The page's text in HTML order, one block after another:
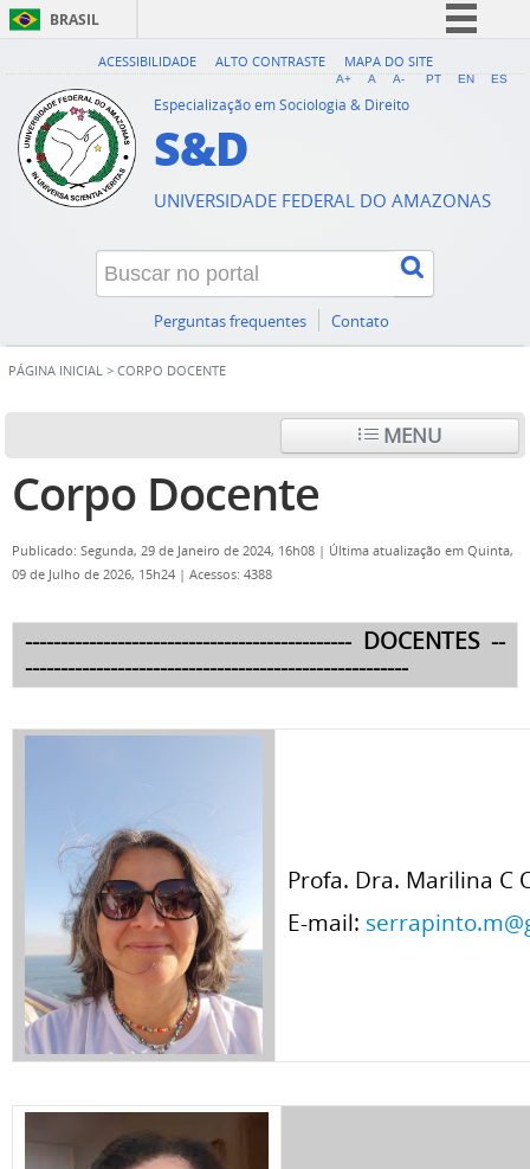
BRASIL
Simplifique!
Comunica BR
Legislação
Canais
ACESSIBILIDADE ALTO CONTRASTE MAPA DO SITE
A+ A A- PT EN ES
Especialização em Sociologia & Direito
S&D
UNIVERSIDADE FEDERAL DO AMAZONAS
Perguntas frequentes Contato
PÁGINA INICIAL > CORPO DOCENTE
MENU
Corpo Docente
Publicado: Segunda, 29 de Janeiro de 2024, 16h08 | Última atualização em Quinta,
09 de Julho de 2026, 15h24 | Acessos: 4388
---------------------------------------------- DOCENTES --
------------------------------------------------------
Profa. Dra. Marilina C
E-mail: